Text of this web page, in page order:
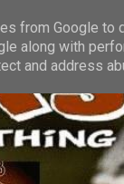
Είμαστε Όροι
from Google to
along with
and address